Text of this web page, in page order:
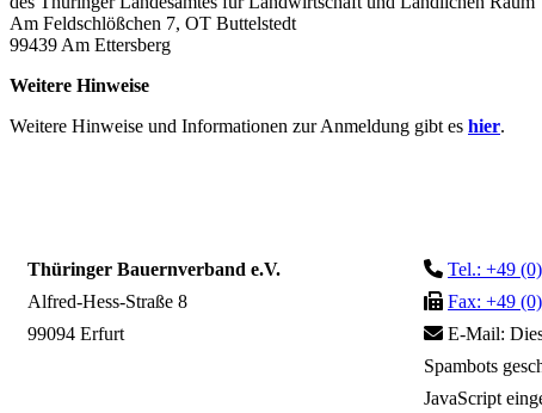
Am Feldschlößchen 7, OT Buttelstedt
99439 Am Ettersberg
Weitere Hinweise
Weitere Hinweise und Informationen zur Anmeldung gibt es hier.
Thüringer Bauernverband e.V.
Alfred-Hess-Straße 8
99094 Erfurt
Tel.: +49
Fax: +49
E-Mail:
Spambots
JavaScript